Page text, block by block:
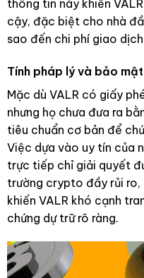
thông tin này khiến
cậy, đặc biệt cho nhà
sao đến chi phí giao
Tính pháp lý và bảo mật
Mặc dù VALR có giấy
nhưng họ chưa đưa ra
tiêu chuẩn cơ bản để
Việc dựa vào uy tín của
trực tiếp chỉ giải quyết
trường crypto đầy rủi
khiến VALR khó cạnh
chứng dự trữ rõ ràng.